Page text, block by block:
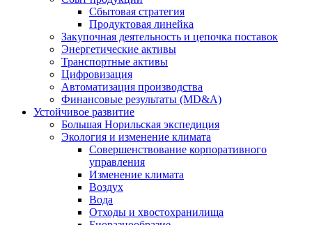
Сбытовая стратегия
Продуктовая линейка
Закупочная деятельность и цепочка поставок
Энергетические активы
Транспортные активы
Цифровизация
Автоматизация производства
Финансовые результаты (MD&A)
Устойчивое развитие
Большая Норильская экспедиция
Экология и изменение климата
Совершенствование корпоративного
управления
Изменение климата
Воздух
Вода
Отходы и хвостохранилища